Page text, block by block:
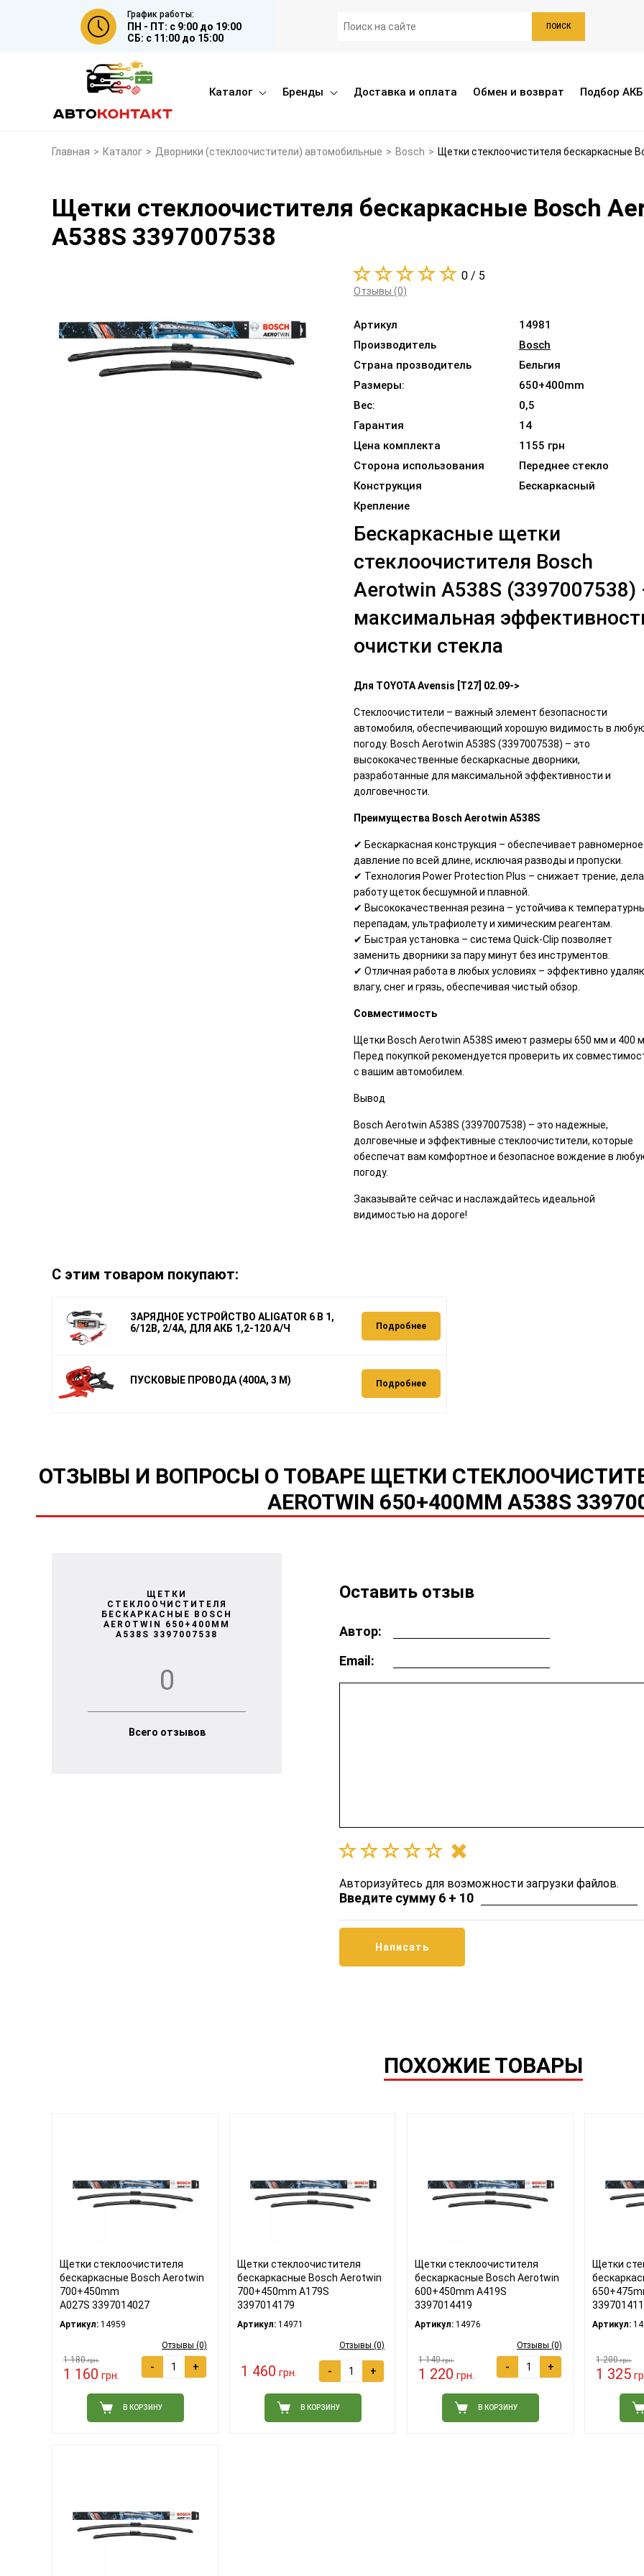
График работы:
ПН - ПТ: с 9:00 до 19:00
СБ: с 11:00 до 15:00
ПОИСК
Каталог Бренды Доставка и оплата Обмен и возврат Подбор АКБ
Главная > Каталог > Дворники (стеклоочистители) автомобильные > Bosch > Щетки стеклоочистителя бескаркасные
Щетки стеклоочистителя бескаркасные Bosch
A538S 3397007538
0 / 5
Отзывы (0)
Артикул
14981
Производитель
Bosch
Страна прозводитель
Бельгия
Размеры:
650+400mm
Вес:
0,5
Гарантия
14
Цена комплекта
1155 грн
Сторона использования
Переднее стекло
Конструкция
Бескаркасный
Крепление
Бескаркасные щетки
стеклоочистителя Bosch
Aerotwin A538S (3397007538)
максимальная
очистки стекла
Для TOYOTA Avensis [T27] 02.09->
Стеклоочистители – важный элемент безопасности
автомобиля, обеспечивающий хорошую видимость в
погоду. Bosch Aerotwin A538S (3397007538) – это
высококачественные бескаркасные дворники,
разработанные для максимальной эффективности и
долговечности.
Преимущества Bosch Aerotwin A538S
✔ Бескаркасная конструкция – обеспечивает равномерное
давление по всей длине, исключая разводы и пропуски.
✔ Технология Power Protection Plus – снижает трение,
работу щеток бесшумной и плавной.
✔ Высококачественная резина – устойчива к
перепадам, ультрафиолету и химическим реагентам.
✔ Быстрая установка – система Quick-Clip позволяет
заменить дворники за пару минут без инструментов.
✔ Отличная работа в любых условиях – эффективно
влагу, снег и грязь, обеспечивая чистый обзор.
Совместимость
Щетки Bosch Aerotwin A538S имеют размеры 650 мм и 400
Перед покупкой рекомендуется проверить их
с вашим автомобилем.
Вывод
Bosch Aerotwin A538S (3397007538) – это надежные,
долговечные и эффективные стеклоочистители, которые
обеспечат вам комфортное и безопасное вождение в
погоду.
Заказывайте сейчас и наслаждайтесь идеальной
видимостью на дороге!
С этим товаром покупают:
ЗАРЯДНОЕ УСТРОЙСТВО ALIGATOR 6 В 1,
6/12В, 2/4А, ДЛЯ АКБ 1,2-120 А/Ч
Подробнее
ПУСКОВЫЕ ПРОВОДА (400А, 3 М) Подробнее
ОТЗЫВЫ И ВОПРОСЫ О ТОВАРЕ ЩЕТКИ
AEROTWIN 650+400MM A538S
ЩЕТКИ
СТЕКЛООЧИСТИТЕЛЯ
БЕСКАРКАСНЫЕ BOSCH
AEROTWIN 650+400MM
A538S 3397007538
0
Всего отзывов
Оставить отзыв
Автор:
Email:
Авторизуйтесь для возможности загрузки файлов.
Введите сумму 6 + 10
ПОХОЖИЕ ТОВАРЫ
Щетки стеклоочистителя
бескаркасные Bosch Aerotwin
700+450mm
A027S 3397014027
Артикул: 14959
Отзывы (0)
1 180грн.
1 160 грн.
- +
В КОРЗИНУ
Щетки стеклоочистителя
бескаркасные Bosch Aerotwin
700+450mm A179S
3397014179
Артикул: 14971
Отзывы (0)
1 460 грн. - +
В КОРЗИНУ
Щетки стеклоочистителя
бескаркасные Bosch Aerotwin
600+450mm A419S
3397014419
Артикул: 14976
Отзывы (0)
1 140грн.
1 220 грн.
- +
В КОРЗИНУ
Щетки
Артикул:
1 200грн.
1 325